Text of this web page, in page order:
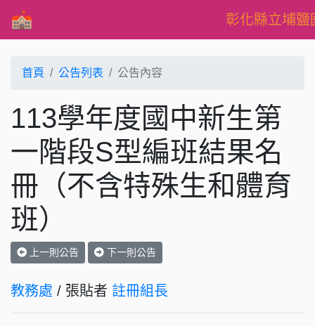
彰化縣立埔鹽
首頁 公告列表 公告內容
113學年度國中新生第
一階段S型編班結果名
冊（不含特殊生和體育
班）
上一則公告 下一則公告
教務處 / 張貼者 註冊組長